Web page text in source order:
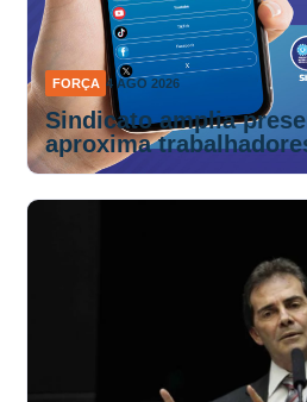
FORÇA 4 AGO 2026
Sindicato amplia
aproxima